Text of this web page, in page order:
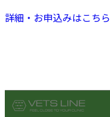
詳細・お申込みはこちら